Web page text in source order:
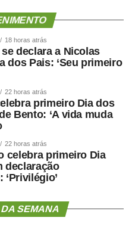
18 horas atrás
declara a Nicolas
dos Pais: ‘Seu primeiro
22 horas atrás
primeiro Dia dos
Bento: ‘A vida muda
22 horas atrás
celebra primeiro Dia
declaração
SEMANA